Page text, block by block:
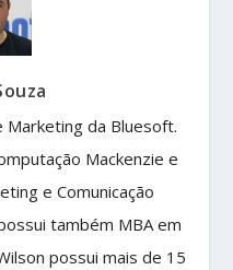
Marketing da Bluesoft.
Mackenzie e
e Comunicação
também MBA em
possui mais de 15